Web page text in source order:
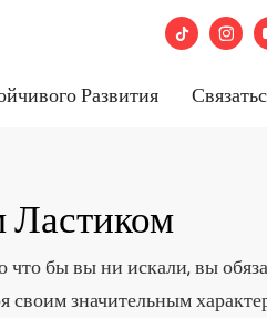
Развития
бы вы ни искали, вы
своим значительным